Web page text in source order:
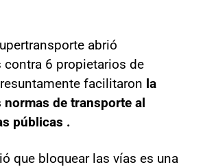
abrió
6 propietarios de
facilitaron la
de transporte al
públicas .
que bloquear las vías es una